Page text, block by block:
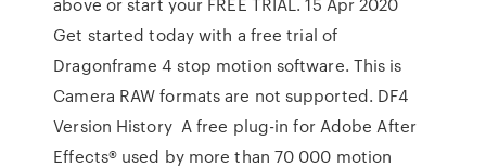
Get started today with a free trial of
Dragonframe 4 stop motion software. This is
Camera RAW formats are not supported. DF4
Version History A free plug-in for Adobe After
Effects® used by more than 70 000 motion